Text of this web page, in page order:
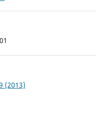
(2013)